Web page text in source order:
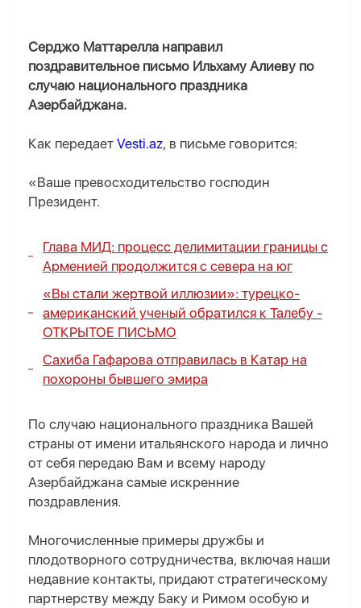
Серджо Маттарелла направил
поздравительное письмо Ильхаму Алиеву по
случаю национального праздника
Азербайджана.
Как передает Vesti.az, в письме говорится:
«Ваше превосходительство господин
Президент.
Глава МИД: процесс делимитации границы с
Арменией продолжится с севера на юг
«Вы стали жертвой иллюзии»: турецко-
американский ученый обратился к Талебу -
ОТКРЫТОЕ ПИСЬМО
Сахиба Гафарова отправилась в Катар на
похороны бывшего эмира
По случаю национального праздника Вашей
страны от имени итальянского народа и лично
от себя передаю Вам и всему народу
Азербайджана самые искренние
поздравления.
Многочисленные примеры дружбы и
плодотворного сотрудничества, включая наши
недавние контакты, придают стратегическому
партнерству между Баку и Римом особую и